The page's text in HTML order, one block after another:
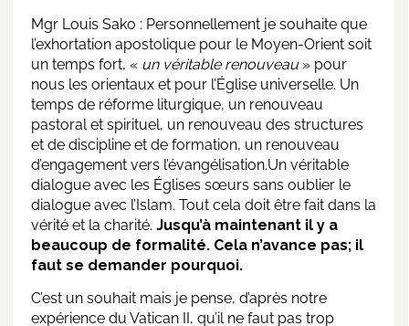
Mgr Louis Sako : Personnellement je souhaite que
l’exhortation apostolique pour le Moyen-Orient soit
un temps fort, « un véritable renouveau» pour
nous les orientaux et pour l’Église universelle. Un
temps de réforme liturgique, un renouveau
pastoral et spirituel, un renouveau des structures
et de discipline et de formation, un renouveau
d’engagement vers l’évangélisation.Un véritable
dialogue avec les Églises sœurs sans oublier le
dialogue avec l’Islam. Tout cela doit être fait dans la
vérité et la charité. Jusqu’à maintenant il y a
beaucoup de formalité. Cela n’avance pas; il
faut se demander pourquoi.
C’est un souhait mais je pense, d’après notre
expérience du Vatican II, qu’il ne faut pas trop